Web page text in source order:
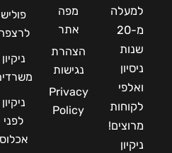
למעלה
מ-20
שנות
ניסיון
ואלפי
לקוחות
מרוצים!
ניקיון
מפה
אתר
הצהרת
נגישות
Privacy
Policy
פוליש
ניקיון
ניקיון
לפני
אכלוס